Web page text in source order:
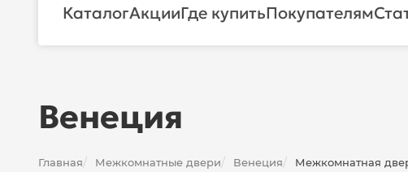
КаталогАкцииГде купитьПокупателям
Венеция
Главная/ Межкомнатные двери/ Венеция/ Межкомнатная